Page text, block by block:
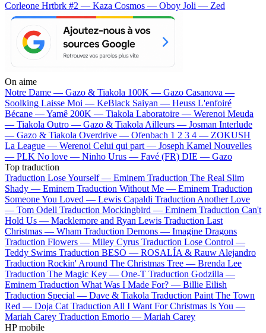
Corleone Hrtbrk #2 — Kaza Cosmos — Oboy Joli — Zed
On aime
Notre Dame — Gazo & Tiakola 100K — Gazo Casanova —
Soolking Laisse Moi — KeBlack Saiyan — Heuss L'enfoiré
Bécane —Yamê 200K — Tiakola Laboratoire — Werenoi Meuda
— Tiakola Outro — Gazo & Tiakola Ailleurs — Josman Interlude
— Gazo & Tiakola Overdrive — Ofenbach 1 2 3 4 — ZOKUSH
La League — Werenoi Celui qui part — Joseph Kamel Nouvelles
— PLK No love — Ninho Urus — Favé (FR) DIE — Gazo
Top traduction
Traduction Lose Yourself — Eminem Traduction The Real Slim
Shady — Eminem Traduction Without Me — Eminem Traduction
Someone You Loved — Lewis Capaldi Traduction Another Love
— Tom Odell Traduction Mockingbird — Eminem Traduction Can't
Hold Us — Macklemore and Ryan Lewis Traduction Last
Christmas — Wham Traduction Demons — Imagine Dragons
Traduction Flowers — Miley Cyrus Traduction Lose Control —
Teddy Swims Traduction BESO — ROSALÍA & Rauw Alejandro
Traduction Rockin' Around The Christmas Tree — Brenda Lee
Traduction The Magic Key — One-T Traduction Godzilla —
Eminem Traduction What Was I Made For? — Billie Eilish
Traduction Special — Dave & Tiakola Traduction Paint The Town
Red — Doja Cat Traduction All I Want For Christmas Is You —
Mariah Carey Traduction Emorio — Mariah Carey
HP mobile